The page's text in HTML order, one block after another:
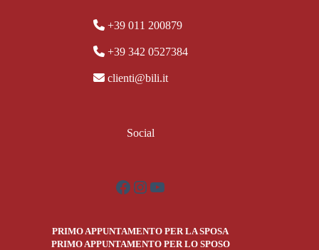
+39 011 200879
+39 342 0527384
clienti@bili.it
Social
Facebook
Instagram
YouTube
PRIMO APPUNTAMENTO PER LA SPOSA
PRIMO APPUNTAMENTO PER LO SPOSO